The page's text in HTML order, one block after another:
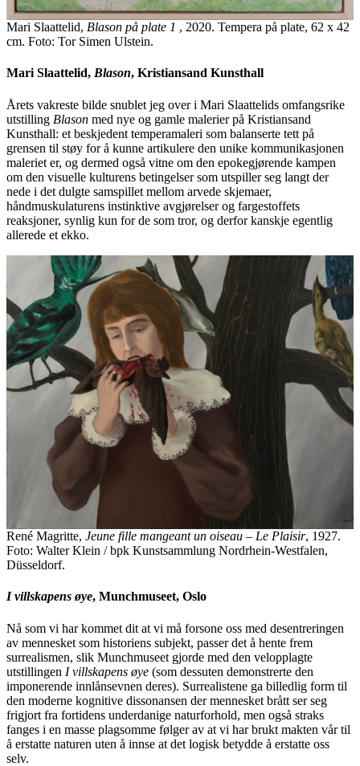
Mari Slaattelid, Blason på plate 1 , 2020. Tempera på plate, 62 x 42
cm. Foto: Tor Simen Ulstein.
Mari Slaattelid, Blason, Kristiansand Kunsthall
Årets vakreste bilde snublet jeg over i Mari Slaattelids omfangsrike
utstilling Blason med nye og gamle malerier på Kristiansand
Kunsthall: et beskjedent temperamaleri som balanserte tett på
grensen til støy for å kunne artikulere den unike kommunikasjonen
maleriet er, og dermed også vitne om den epokegjørende kampen
om den visuelle kulturens betingelser som utspiller seg langt der
nede i det dulgte samspillet mellom arvede skjemaer,
håndmuskulaturens instinktive avgjørelser og fargestoffets
reaksjoner, synlig kun for de som tror, og derfor kanskje egentlig
allerede et ekko.
René Magritte, Jeune fille mangeant un oiseau – Le Plaisir, 1927.
Foto: Walter Klein / bpk Kunstsammlung Nordrhein-Westfalen,
Düsseldorf.
I villskapens øye, Munchmuseet, Oslo
Nå som vi har kommet dit at vi må forsone oss med desentreringen
av mennesket som historiens subjekt, passer det å hente frem
surrealismen, slik Munchmuseet gjorde med den velopplagte
utstillingen I villskapens øye (som dessuten demonstrerte den
imponerende innlånsevnen deres). Surrealistene ga billedlig form til
den moderne kognitive dissonansen der mennesket brått ser seg
frigjort fra fortidens underdanige naturforhold, men også straks
fanges i en masse plagsomme følger av at vi har brukt makten vår til
å erstatte naturen uten å innse at det logisk betydde å erstatte oss
selv.